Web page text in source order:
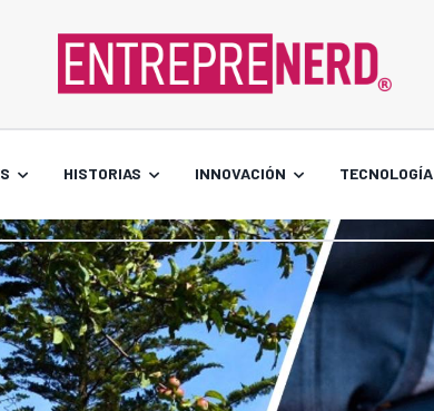
HISTORIAS INNOVACIÓN TECNOLOGÍA